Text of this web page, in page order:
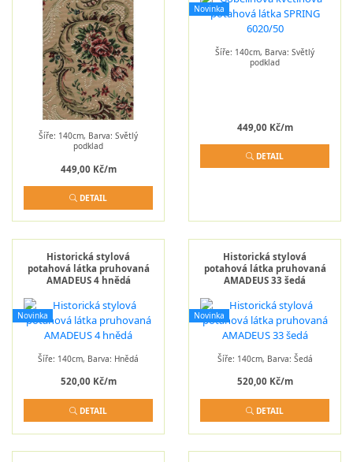
Šíře: 140cm, Barva: Světlý
podklad
449,00 Kč/m
DETAIL
Novinka
Šíře: 140cm, Barva: Světlý
podklad
449,00 Kč/m
DETAIL
Historická stylová
potahová látka pruhovaná
AMADEUS 4 hnědá
Novinka
Šíře: 140cm, Barva: Hnědá
520,00 Kč/m
DETAIL
Historická stylová
potahová látka pruhovaná
AMADEUS 33 šedá
Novinka
Šíře: 140cm, Barva: Šedá
520,00 Kč/m
DETAIL